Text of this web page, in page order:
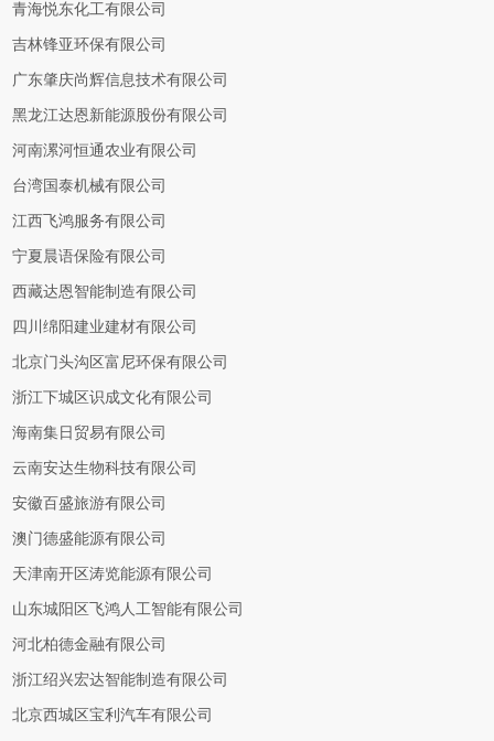
青海悦东化工有限公司
吉林锋亚环保有限公司
广东肇庆尚辉信息技术有限公司
黑龙江达恩新能源股份有限公司
河南漯河恒通农业有限公司
台湾国泰机械有限公司
江西飞鸿服务有限公司
宁夏晨语保险有限公司
西藏达恩智能制造有限公司
四川绵阳建业建材有限公司
北京门头沟区富尼环保有限公司
浙江下城区识成文化有限公司
海南集日贸易有限公司
云南安达生物科技有限公司
安徽百盛旅游有限公司
澳门德盛能源有限公司
天津南开区涛览能源有限公司
山东城阳区飞鸿人工智能有限公司
河北柏德金融有限公司
浙江绍兴宏达智能制造有限公司
北京西城区宝利汽车有限公司